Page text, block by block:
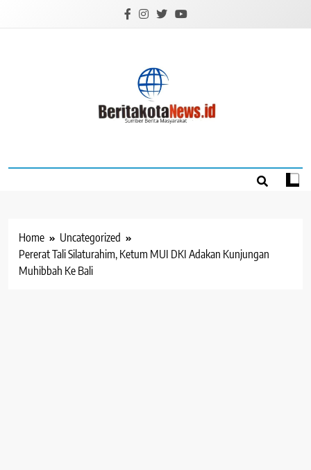
Home
Uncategorized
Pererat Tali Silaturahim, Ketum MUI DKI Adakan Kunjungan
Muhibbah Ke Bali